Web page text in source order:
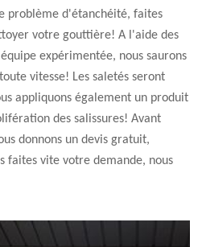
problème d'étanchéité, faites
votre gouttière! A l'aide des
expérimentée, nous saurons
vitesse! Les saletés seront
appliquons également un produit
des salissures! Avant
donnons un devis gratuit,
faites vite votre demande, nous